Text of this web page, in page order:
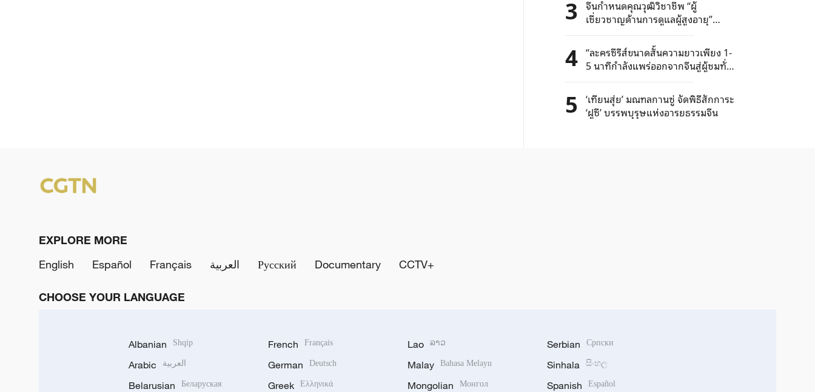
3 จีนกำหนดคุณวุฒิวิชาชีพ “ผู้
เชี่ยวชาญด้านการดูแลผู้สูงอายุ”
อย่างเป็นทางการ
4 “ละครซีรีส์ขนาดสั้นความยาวเพียง 1-
5 นาทีกำลังแพร่ออกจากจีนสู่ผู้ชมทั่ว
โลก” โดย รศ.วิภา อุตมฉันท์
5 ‘เทียนสุ่ย’ มณฑลกานซู่ จัดพิธีสักการะ
‘ฝูซี’ บรรพบุรุษแห่งอารยธรรมจีน
EXPLORE MORE
English
Español Français العربية Русский Documentary CCTV+
CHOOSE YOUR LANGUAGE
Albanian Shqip
Arabic العربية
Belarusian Беларуская
French Français
German Deutsch
Greek Ελληνικά
Lao ລາວ
Malay Bahasa Melayu
Mongolian Монгол
Serbian Српски
Sinhala සිංහල
Spanish Español